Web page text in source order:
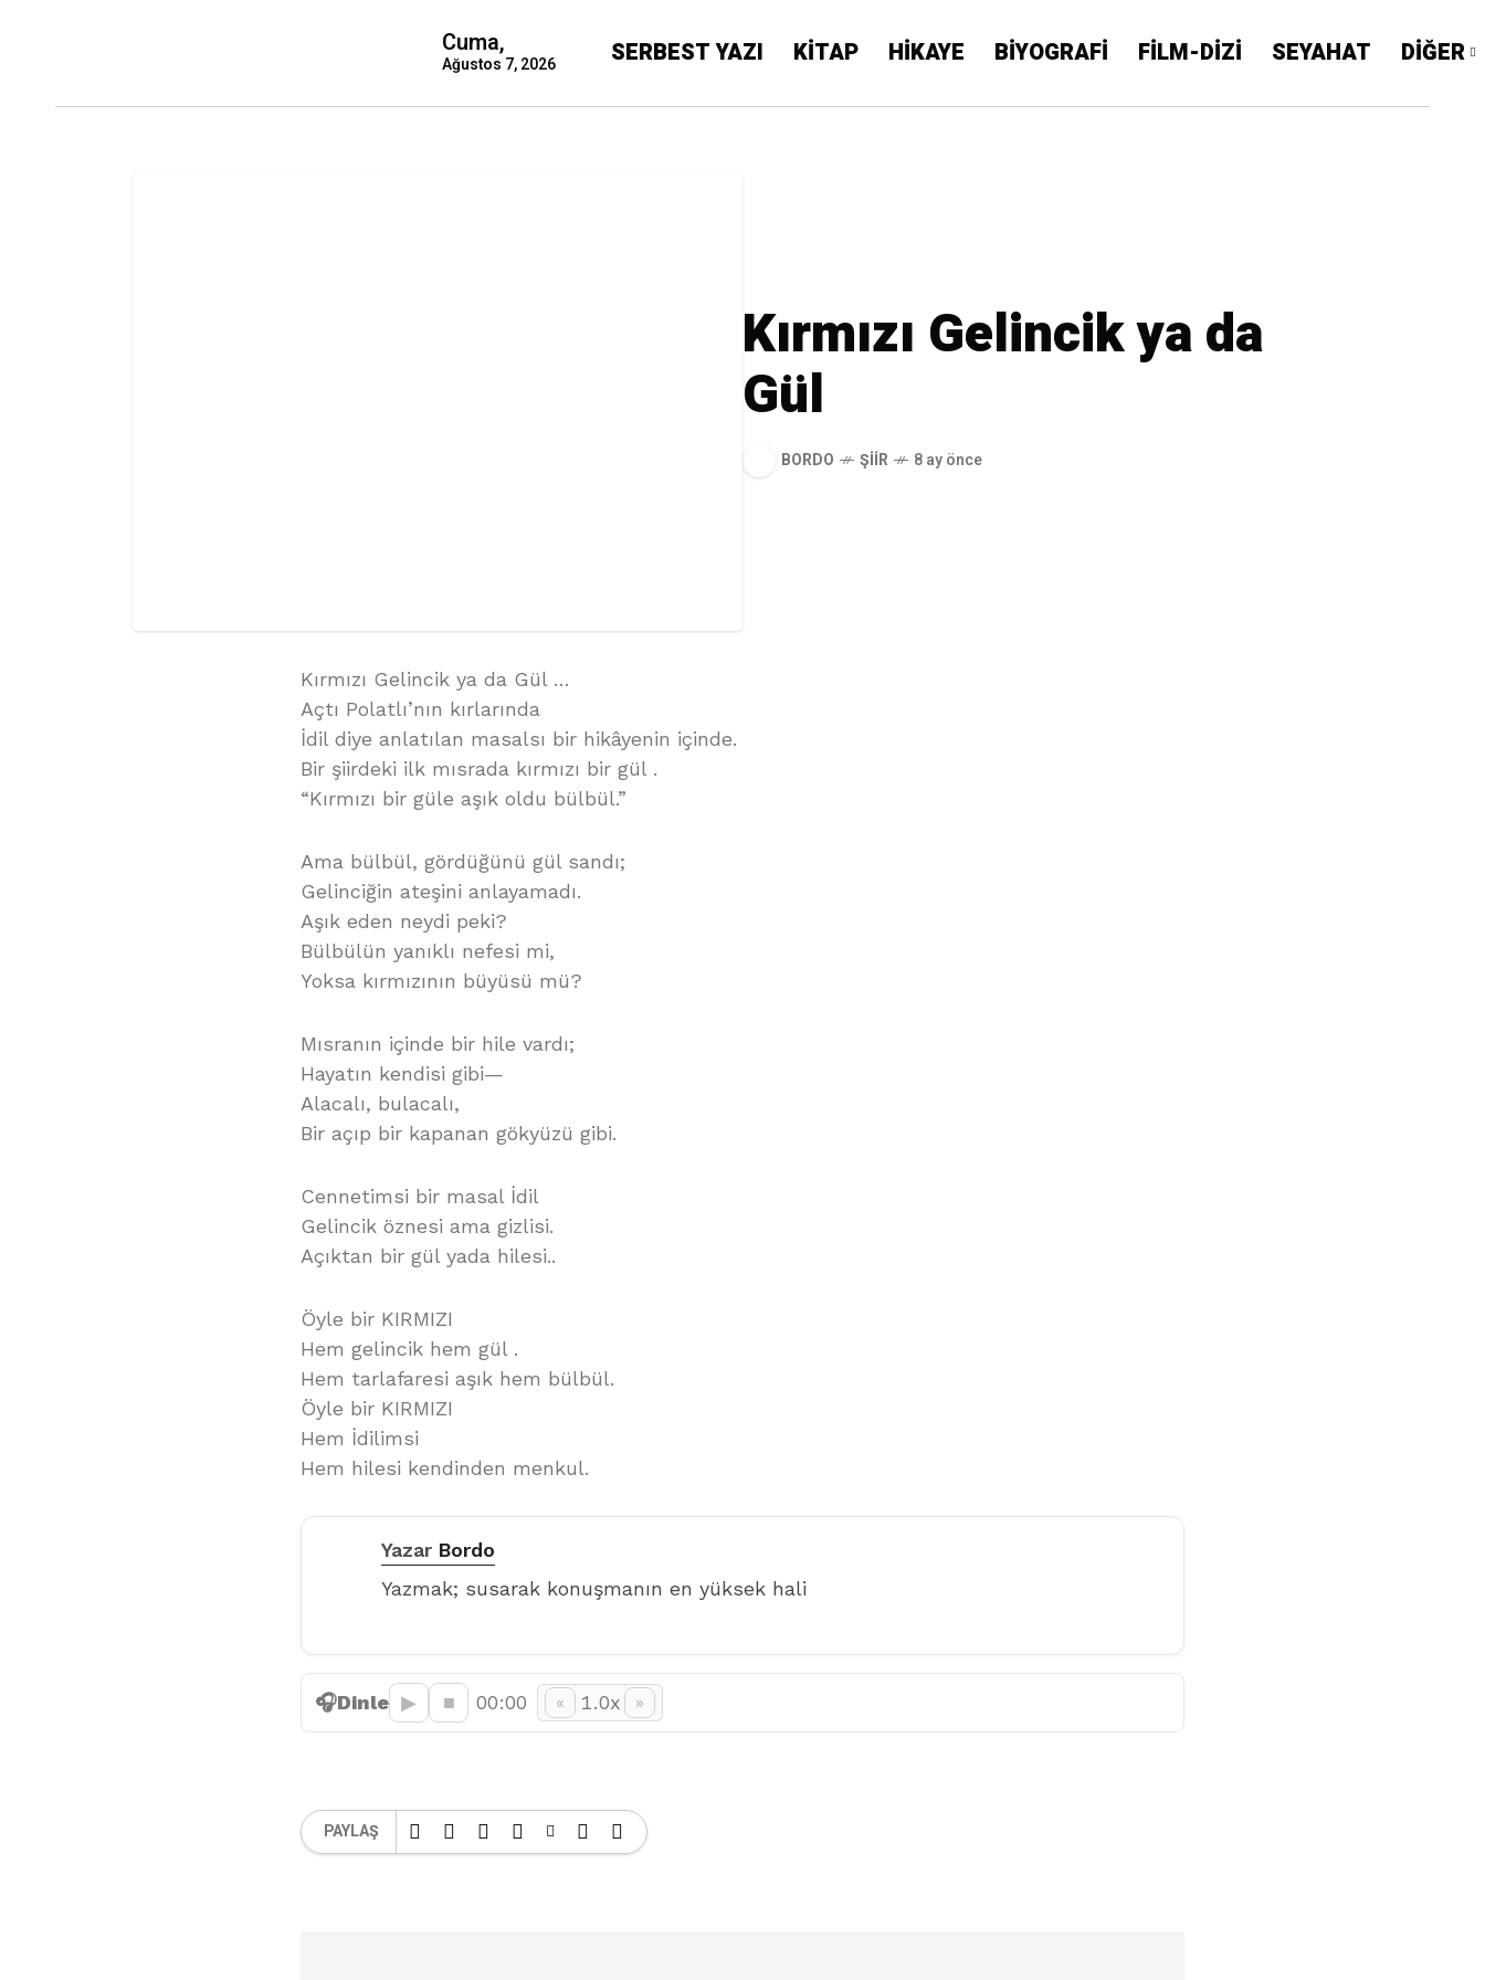
Cuma,
Ağustos 7, 2026 SERBEST YAZI KİTAP HİKAYE BİYOGRAFİ FİLM-DİZİ SEYAHAT DİĞER
Kırmızı Gelincik ya da
Gül
BORDO ŞIIR 8 ay önce
Kırmızı Gelincik ya da Gül …
Açtı Polatlı’nın kırlarında
İdil diye anlatılan masalsı bir hikâyenin içinde.
Bir şiirdeki ilk mısrada kırmızı bir gül .
“Kırmızı bir güle aşık oldu bülbül.”
Ama bülbül, gördüğünü gül sandı;
Gelinciğin ateşini anlayamadı.
Aşık eden neydi peki?
Bülbülün yanıklı nefesi mi,
Yoksa kırmızının büyüsü mü?
Mısranın içinde bir hile vardı;
Hayatın kendisi gibi—
Alacalı, bulacalı,
Bir açıp bir kapanan gökyüzü gibi.
Cennetimsi bir masal İdil
Gelincik öznesi ama gizlisi.
Açıktan bir gül yada hilesi..
Öyle bir KIRMIZI
Hem gelincik hem gül .
Hem tarlafaresi aşık hem bülbül.
Öyle bir KIRMIZI
Hem İdilimsi
Hem hilesi kendinden menkul.
Yazar Bordo
Yazmak; susarak konuşmanın en yüksek hali
🎧Dinle ▶︎ ■ 00:00 « 1.0x »
PAYLAŞ